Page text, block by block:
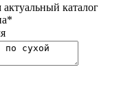
каталог